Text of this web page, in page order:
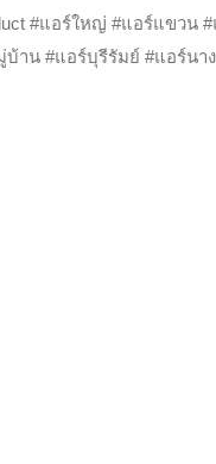
#แอร์ใหญ่ #แอร์แขว
น #แอร์บุรีรัมย์ #แอร์นา